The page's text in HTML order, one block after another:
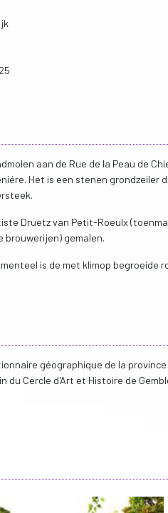
aan de Rue de la Peau de
Het is een stenen grondzeiler
Druetz van Petit-Roeulx
brouwerijen) gemalen.
is de met klimop begroeide
géographique de la
Cercle d'Art et Histoire de